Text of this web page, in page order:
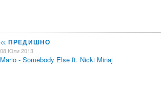
<< ПРЕДИШНО
08 Юли 2013
Mario - Somebody Else ft. Nicki Minaj